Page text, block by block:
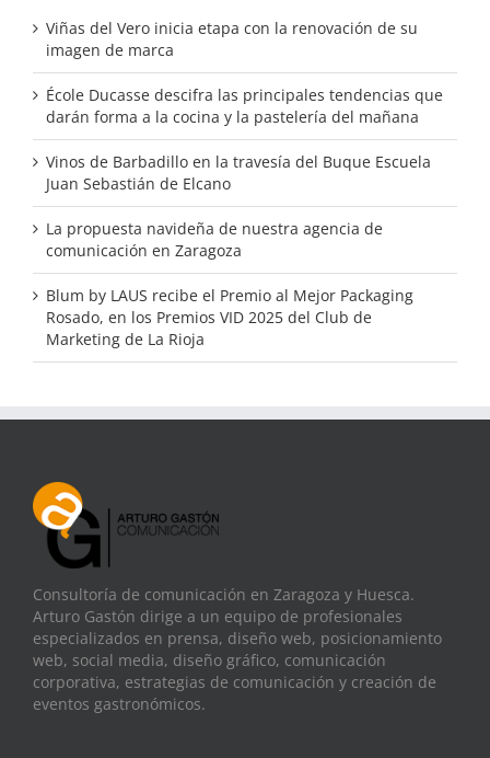
Viñas del Vero inicia etapa con la renovación de su
imagen de marca
École Ducasse descifra las principales tendencias que
darán forma a la cocina y la pastelería del mañana
Vinos de Barbadillo en la travesía del Buque Escuela
Juan Sebastián de Elcano
La propuesta navideña de nuestra agencia de
comunicación en Zaragoza
Blum by LAUS recibe el Premio al Mejor Packaging
Rosado, en los Premios VID 2025 del Club de
Marketing de La Rioja
Consultoría de comunicación en Zaragoza y Huesca.
Arturo Gastón dirige a un equipo de profesionales
especializados en prensa, diseño web, posicionamiento
web, social media, diseño gráfico, comunicación
corporativa, estrategias de comunicación y creación de
eventos gastronómicos.